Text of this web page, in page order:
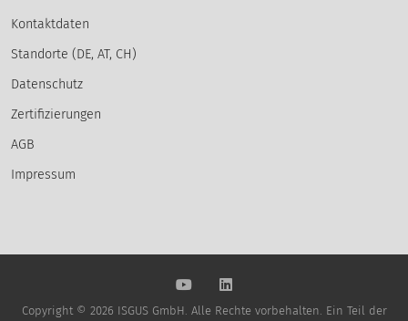
Kontaktdaten
Standorte (DE, AT, CH)
Datenschutz
Zertifizierungen
AGB
Impressum
Copyright © 2026 ISGUS GmbH. Alle Rechte vorbehalten. Ein Teil der